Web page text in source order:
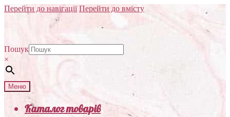
Перейти до навігації Перейти до вмісту
Пошук
×
Меню
Каталог товарів